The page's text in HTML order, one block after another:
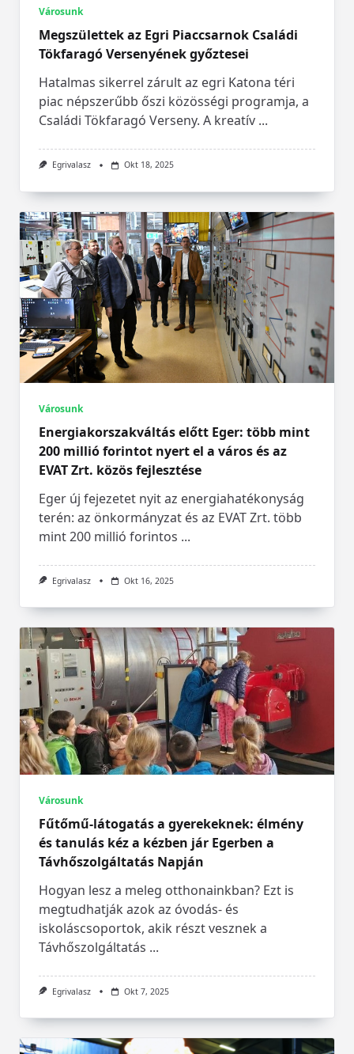
Városunk
Megszülettek az Egri Piaccsarnok Családi
Tökfaragó Versenyének győztesei
Hatalmas sikerrel zárult az egri Katona téri
piac népszerűbb őszi közösségi programja, a
Családi Tökfaragó Verseny. A kreatív ...
Egrivalasz Okt 18, 2025
Városunk
Energiakorszakváltás előtt Eger: több mint
200 millió forintot nyert el a város és az
EVAT Zrt. közös fejlesztése
Eger új fejezetet nyit az energiahatékonyság
terén: az önkormányzat és az EVAT Zrt. több
mint 200 millió forintos ...
Egrivalasz Okt 16, 2025
Városunk
Fűtőmű-látogatás a gyerekeknek: élmény
és tanulás kéz a kézben jár Egerben a
Távhőszolgáltatás Napján
Hogyan lesz a meleg otthonainkban? Ezt is
megtudhatják azok az óvodás- és
iskoláscsoportok, akik részt vesznek a
Távhőszolgáltatás ...
Egrivalasz Okt 7, 2025